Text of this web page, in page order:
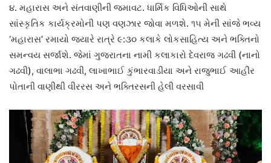
૪. મહારાસ અને સંતવાણીની જમાવટ. ધાર્મિક વિધિઓની સાથે
સાંસ્કૃતિક કાર્યક્રમોની પણ વણઝાર જોવા મળશે. ૧૫ મેની સાંજે ભવ્ય
‘મહારાસ’ રમાયો જ્યારે રાત્રે ૯:૩૦ કલાકે લોકસાહિત્ય અને ભક્તિનો
સમન્વય સર્જાશે. જેમાં ગુજરાતના નામી કલાકારો દેવરાજ ગઢવી (નાનો
ગઢવી), વાલાભા ગઢવી, લાખાભાઈ કુંભારવાડીયા અને રાજુભાઈ આહીર
પોતાની વાણીથી વીરરસ અને ભક્તિરસની હેલી વરસાવી